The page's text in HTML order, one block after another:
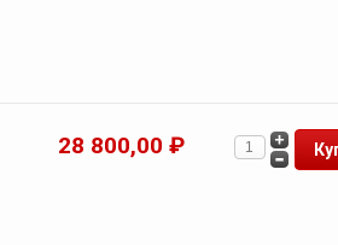
28 800,00 ₽